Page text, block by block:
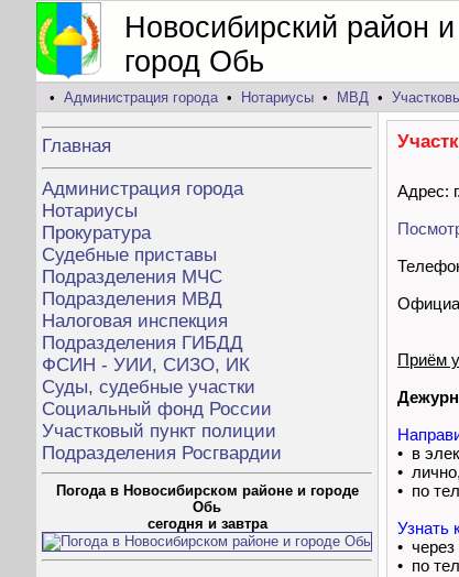
Новосибирский район и
город Обь
• Администрация города• Нотариусы • МВД •
Главная
Администрация города
Нотариусы
Прокуратура
Судебные приставы
Подразделения МЧС
Подразделения МВД
Налоговая инспекция
Подразделения ГИБДД
ФСИН - УИИ, СИЗО, ИК
Суды, судебные участки
Социальный фонд России
Участковый пункт полиции
Подразделения Росгвардии
Погода в Новосибирском районе и городе
Обь
сегодня и завтра
Адрес:
Приём
• в
•
• по
Узнать
•
• по